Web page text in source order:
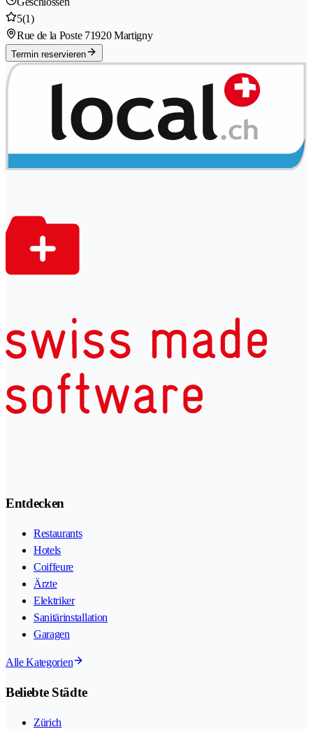
5(1)
Rue de la Poste 71920 Martigny
Termin reservieren
Entdecken
Restaurants
Hotels
Coiffeure
Ärzte
Elektriker
Sanitärinstallation
Garagen
Alle Kategorien
Beliebte Städte
Zürich